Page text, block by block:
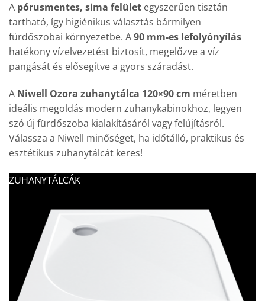
A pórusmentes, sima felület egyszerűen tisztán
tartható, így higiénikus választás bármilyen
fürdőszobai környezetbe. A90 mm-es lefolyónyílás
hatékony vízelvezetést biztosít, megelőzve a víz
pangását és elősegítve a gyors száradást.
A Niwell Ozora zuhanytálca 120×90 cm méretben
ideális megoldás modern zuhanykabinokhoz, legyen
szó új fürdőszoba kialakításáról vagy felújításról.
Válassza a Niwell minőséget, ha időtálló, praktikus és
esztétikus zuhanytálcát keres!
ZUHANYTÁLCÁK